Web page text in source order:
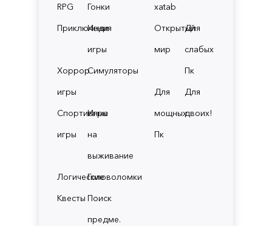
RPG
Гонки
Приключения
Инди
игры
Хоррор
игры
Симуляторы
Спортивные
игры
Игры
на
выживание
ЛогическиеГоловоломки
Квесты Поиск
предме.
xatab
Открытый
мир
Для
слабых
Пк
Для
мощных
Пк
Для
двоих!